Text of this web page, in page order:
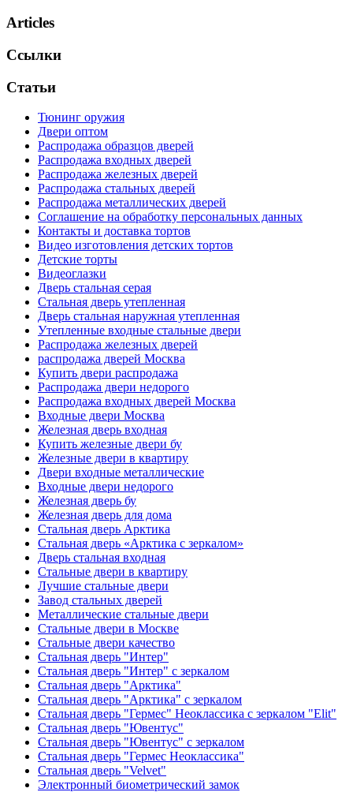
Articles
Ссылки
Статьи
Тюнинг оружия
Двери оптом
Распродажа образцов дверей
Распродажа входных дверей
Распродажа железных дверей
Распродажа стальных дверей
Распродажа металлических дверей
Соглашение на обработку персональных данных
Контакты и доставка тортов
Видео изготовления детских тортов
Детские торты
Видеоглазки
Дверь стальная серая
Стальная дверь утепленная
Дверь стальная наружная утепленная
Утепленные входные стальные двери
Распродажа железных дверей
распродажа дверей Москва
Купить двери распродажа
Распродажа двери недорого
Распродажа входных дверей Москва
Входные двери Москва
Железная дверь входная
Купить железные двери бу
Железные двери в квартиру
Двери входные металлические
Входные двери недорого
Железная дверь бу
Железная дверь для дома
Стальная дверь Арктика
Стальная дверь «Арктика с зеркалом»
Дверь стальная входная
Стальные двери в квартиру
Лучшие стальные двери
Завод стальных дверей
Металлические стальные двери
Стальные двери в Москве
Стальные двери качество
Стальная дверь "Интер"
Стальная дверь "Интер" с зеркалом
Стальная дверь "Арктика"
Стальная дверь "Арктика" с зеркалом
Стальная дверь "Гермес" Неоклассика с зеркалом "Elit"
Стальная дверь "Ювентус"
Стальная дверь "Ювентус" с зеркалом
Стальная дверь "Гермес Неоклассика"
Стальная дверь "Velvet"
Электронный биометрический замок